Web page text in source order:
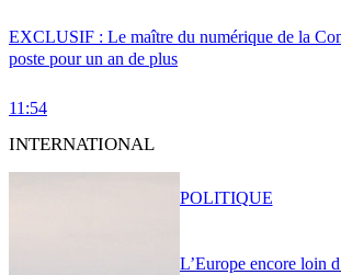
EXCLUSIF : Le maître du numérique de la
poste pour un an de plus
11:54
INTERNATIONAL
L’Europe encore loin
POLITIQUE